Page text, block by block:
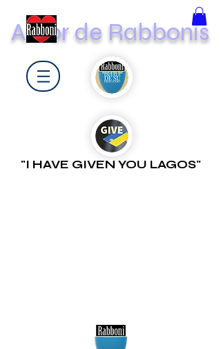
Amor de Rabbonis
"I HAVE GIVEN YOU LAGOS"